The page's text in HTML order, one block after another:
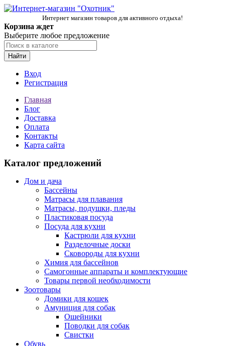
Интернет магазин товаров для активного отдыха!
Корзина ждет
Выберите любое предложение
Найти
Вход
Регистрация
Главная
Блог
Доставка
Оплата
Контакты
Карта сайта
Каталог предложений
Дом и дача
Бассейны
Матрасы для плавания
Матрасы, подушки, пледы
Пластиковая посуда
Посуда для кухни
Кастрюли для кухни
Разделочные доски
Сковороды для кухни
Химия для бассейнов
Самогонные аппараты и комплектующие
Товары первой необходимости
Зоотовары
Домики для кошек
Амуниция для собак
Ошейники
Поводки для собак
Свистки
Обувь